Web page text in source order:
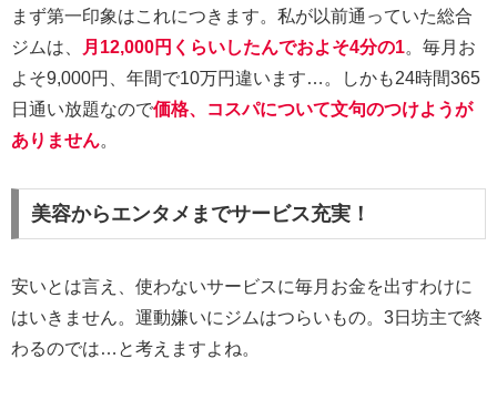
まず第一印象はこれにつきます。私が以前通っていた総合
ジムは、
月12,000円くらいしたんでおよそ4分の1。毎月お
よそ9,000円、年間で10万円違います…。しかも24時間365
日通い放題なので価格、コスパについて文句のつけようが
ありません。
美容からエンタメまでサービス充実！
安いとは言え、使わないサービスに毎月お金を出すわけに
はいきません。運動嫌いにジムはつらいもの。3日坊主で終
わるのでは…と考えますよね。